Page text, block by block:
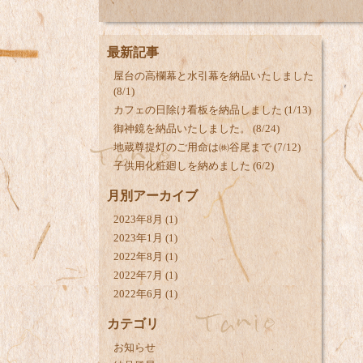
最新記事
屋台の高欄幕と水引幕を納品いたしました
(8/1)
カフェの日除け看板を納品しました (1/13)
御神鏡を納品いたしました。 (8/24)
地蔵尊提灯のご用命は㈱谷尾まで (7/12)
子供用化粧廻しを納めました (6/2)
月別アーカイブ
2023年8月 (1)
2023年1月 (1)
2022年8月(1)
2022年7月 (1)
2022年6月 (1)
カテゴリ
お知らせ